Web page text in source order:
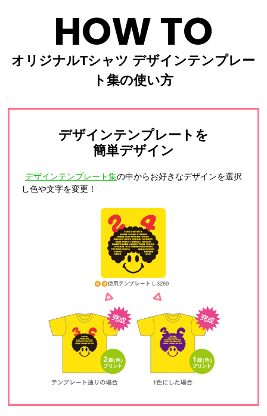
HOW TO
オリジナルTシャツ デザインテンプレー
ト集の使い方
デザインテンプレートを
簡単デザイン
デザインテンプレート集の中からお好きなデザインを選択
し色や文字を変更！